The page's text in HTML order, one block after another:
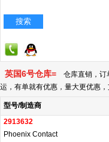
搜索
英国6号仓库= 仓库直销，订
运，有单就有优惠，量大更优惠
型号/制造商
2913632
Phoenix Contact